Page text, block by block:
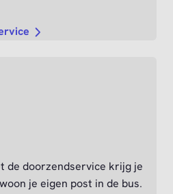
de doorzendservice krijg je
je eigen post in de bus.